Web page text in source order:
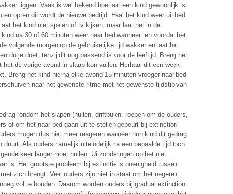
liggen. Vaak is wel bekend hoe laat een kind gewoonlijk ’s
op en dit wordt de nieuwe bedtijd. Haal het kind weer uit bed
het kind niet spelen of tv kijken, maar laat het in de
na 30 of 60 minuten weer naar bed wanneer en voordat het
volgende morgen op de gebruikelijke tijd wakker en laat het
dutje doet, tenzij dit nog passend is voor de leeftijd. Breng het
het de vorige avond in slaap kon vallen. Herhaal dit een week
Breng het kind hierna elke avond 15 minuten vroeger naar bed
naar het gewenste ritme met het gewenste tijdstip van
rondom het slapen (huilen, driftbuien, roepen om de ouders,
of om het naar bed gaan uit te stellen gebeurt bij extinction
mogen dus niet meer reageren wanneer hun kind dit gedrag
Als ouders namelijk uiteindelijk na een bepaalde tijd toch
keer langer moet huilen. Uitzonderingen op het niet
is. Het grootste probleem bij extinctie is onenigheid tussen
zich brengt. Veel ouders zijn niet in staat om het negeren
vol te houden. Daarom worden ouders bij gradual extinction